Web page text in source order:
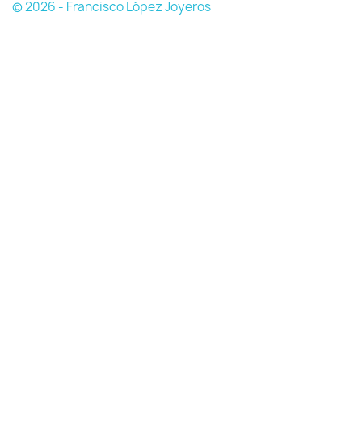
© 2026 - Francisco López Joyeros